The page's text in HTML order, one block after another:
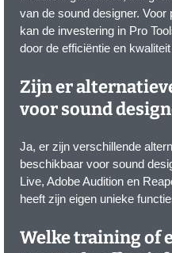
van de sound designer.
kan de investering in Pro
door de efficiëntie en
Zijn er
voor sound
Ja, er zijn verschillende
beschikbaar voor sound
Live, Adobe Audition en
heeft zijn eigen unieke
Welke training of